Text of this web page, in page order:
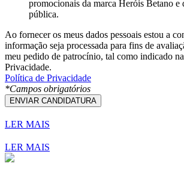
promocionais da marca Heróis Betano e
pública.
Ao fornecer os meus dados pessoais estou a
informação seja processada para fins de
meu pedido de patrocínio, tal como indicado
Privacidade.
Política de Privacidade
*Campos obrigatórios
ENVIAR CANDIDATURA
LER MAIS
LER MAIS